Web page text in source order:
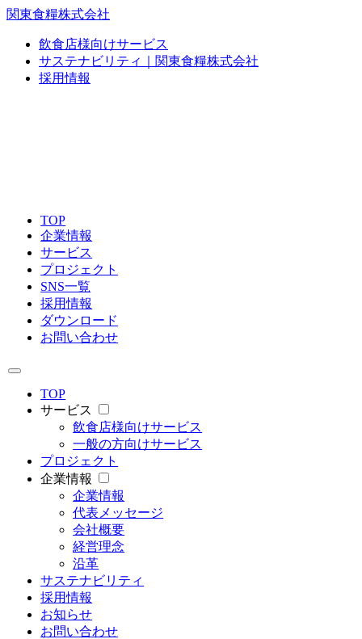
関東食糧株式会社
飲食店様向けサービス
サステナビリティ｜関東食糧株式会社
採用情報
TOP
企業情報
サービス
プロジェクト
SNS一覧
採用情報
ダウンロード
お問い合わせ
TOP
サービス
飲食店様向けサービス
一般の方向けサービス
プロジェクト
企業情報
企業情報
代表メッセージ
会社概要
経営理念
沿革
サステナビリティ
採用情報
お知らせ
お問い合わせ